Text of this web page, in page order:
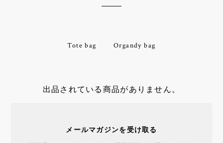
Tote bag Organdy bag
出品されている商品がありません。
メールマガジンを受け取る